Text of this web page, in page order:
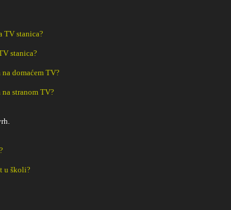
TV stanica?
stanica?
domaćem TV?
stranom TV?
u školi?